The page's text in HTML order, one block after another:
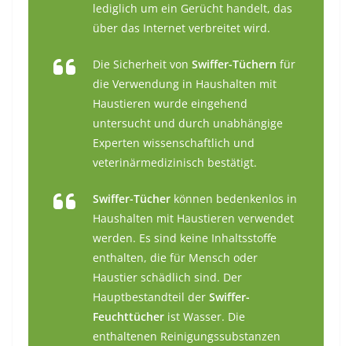
lediglich um ein Gerücht handelt, das
über das Internet verbreitet wird.
Die Sicherheit von Swiffer-Tüchern für
die Verwendung in Haushalten mit
Haustieren wurde eingehend
untersucht und durch unabhängige
Experten wissenschaftlich und
veterinärmedizinisch bestätigt.
Swiffer-Tücher können bedenkenlos in
Haushalten mit Haustieren verwendet
werden. Es sind keine Inhaltsstoffe
enthalten, die für Mensch oder
Haustier schädlich sind. Der
Hauptbestandteil der Swiffer-
Feuchttücher ist Wasser. Die
enthaltenen Reinigungssubstanzen